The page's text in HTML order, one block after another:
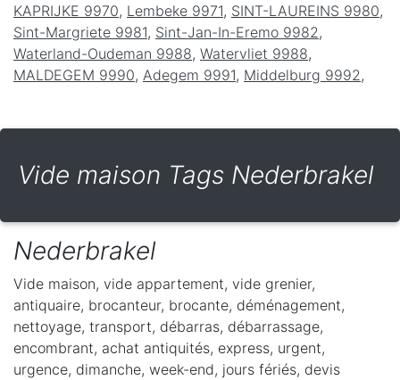
KAPRIJKE 9970, Lembeke 9971, SINT-LAUREINS 9980,
Sint-Margriete 9981, Sint-Jan-In-Eremo 9982 ,
Waterland-Oudeman 9988, Watervliet 9988,
MALDEGEM 9990, Adegem 9991, Middelburg 9992 ,
Vide maison Tags Nederbrakel
Nederbrakel
Vide maison, vide appartement, vide grenier,
antiquaire, brocanteur, brocante, déménagement,
nettoyage, transport, débarras, débarrassage,
encombrant, achat antiquités, express, urgent,
urgence, dimanche, week-end, jours fériés, devis